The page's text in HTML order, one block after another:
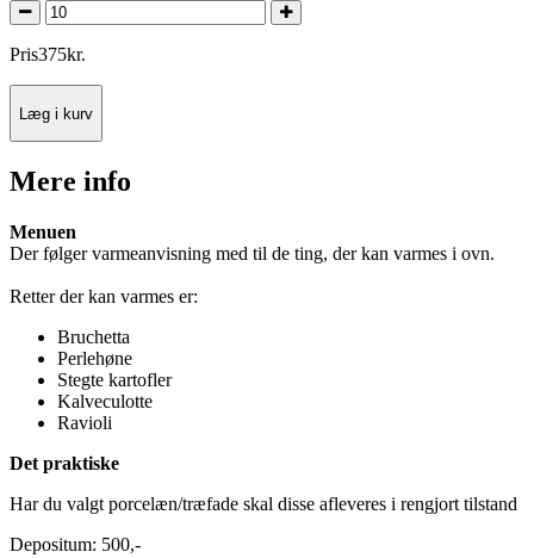
Pris375kr.
Læg i kurv
Mere info
Menuen
Der følger varmeanvisning med til de ting, der kan varmes i ovn.
Retter der kan varmes er:
Bruchetta
Perlehøne
Stegte kartofler
Kalveculotte
Ravioli
Det praktiske
Har du valgt porcelæn/træfade skal disse afleveres i rengjort tilstand
Depositum: 500,-